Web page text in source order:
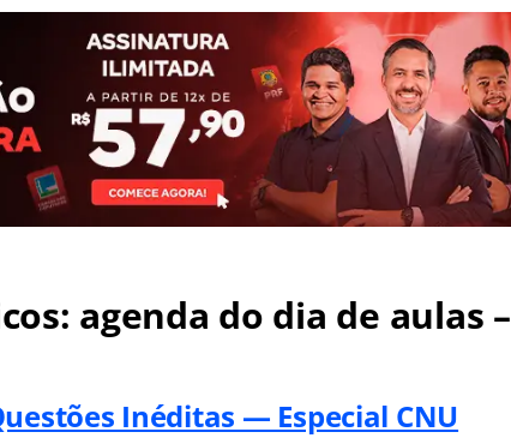
agenda do dia de aulas –
Inéditas — Especial CNU